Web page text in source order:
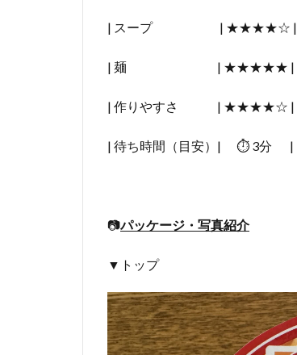
| スープ | ★★★★☆ |
| 麺 | ★★★★★ |
| 作りやすさ | ★★★★☆ |
| 待ち時間（目安）| ⏱ 3分 |
📷パッケージ・写真紹介
▼トップ